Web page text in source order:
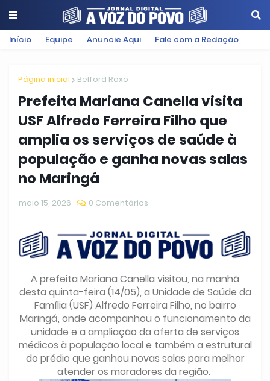
Início Equipe Anuncie Aqui Fale com a Redação
Página inicial Belford Roxo
Prefeita Mariana Canella visita
USF Alfredo Ferreira Filho que
amplia os serviços de saúde à
população e ganha novas salas
no Maringá
maio 15, 2026 0 Comentários
A prefeita Mariana Canella visitou, na manhã
desta quinta-feira (14/05), a Unidade de Saúde da
Família (USF) Alfredo Ferreira Filho, no bairro
Maringá, onde acompanhou o funcionamento da
unidade e a ampliação da oferta de serviços
médicos à população local e também a estrutural
do prédio que ganhou novas salas para melhor
atender os moradores da região.